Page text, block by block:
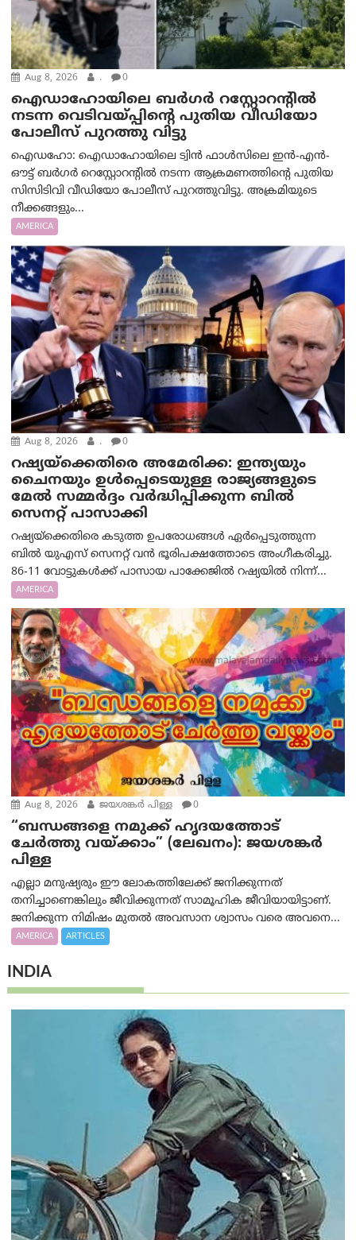
Aug 8, 2026 . 0
ഐഡാഹോയിലെ ബർഗർ റസ്റ്റോറന്റിൽ
നടന്ന വെടിവയ്പ്പിന്റെ പുതിയ വീഡിയോ
പോലീസ് പുറത്തു വിട്ടു
ഐഡഹോ: ഐഡാഹോയിലെ ട്വിൻ ഫാൾസിലെ ഇൻ-എൻ-
ഔട്ട് ബർഗർ റെസ്റ്റോറന്റിൽ നടന്ന ആക്രമണത്തിന്റെ പുതിയ
സിസിടിവി വീഡിയോ പോലീസ് പുറത്തുവിട്ടു. അക്രമിയുടെ
നീക്കങ്ങളും...
AMERICA
Aug 8, 2026 . 0
റഷ്യയ്‌ക്കെതിരെ അമേരിക്ക: ഇന്ത്യയും
ചൈനയും ഉൾപ്പെടെയുള്ള രാജ്യങ്ങളുടെ
മേൽ സമ്മർദ്ദം വർദ്ധിപ്പിക്കുന്ന ബിൽ
സെനറ്റ് പാസാക്കി
റഷ്യയ്‌ക്കെതിരെ കടുത്ത ഉപരോധങ്ങൾ ഏർപ്പെടുത്തുന്ന
ബിൽ യുഎസ് സെനറ്റ് വൻ ഭൂരിപക്ഷത്തോടെ അംഗീകരിച്ചു.
86-11 വോട്ടുകൾക്ക് പാസായ പാക്കേജിൽ റഷ്യയിൽ നിന്ന്...
AMERICA
Aug 8, 2026 ജയശങ്കര്‍ പിള്ള 0
“ബന്ധങ്ങളെ നമുക്ക് ഹൃദയത്തോട്
ചേർത്തു വയ്ക്കാം” (ലേഖനം): ജയശങ്കര്‍
പിള്ള
എല്ലാ മനുഷ്യരും ഈ ലോകത്തിലേക്ക് ജനിക്കുന്നത്
തനിച്ചാണെങ്കിലും ജീവിക്കുന്നത് സാമൂഹിക ജീവിയായിട്ടാണ്.
ജനിക്കുന്ന നിമിഷം മുതൽ അവസാന ശ്വാസം വരെ അവനെ...
AMERICA ARTICLES
INDIA